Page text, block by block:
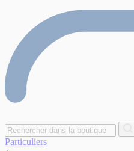
Particuliers